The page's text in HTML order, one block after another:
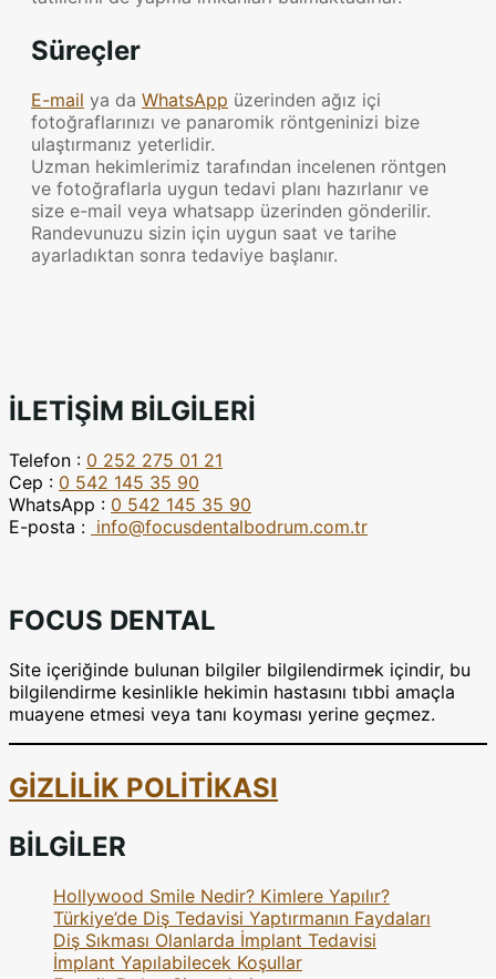
Süreçler
E-mail ya da WhatsApp üzerinden ağız içi
fotoğraflarınızı ve panaromik röntgeninizi bize
ulaştırmanız yeterlidir.
Uzman hekimlerimiz tarafından incelenen röntgen
ve fotoğraflarla uygun tedavi planı hazırlanır ve
size e-mail veya whatsapp üzerinden gönderilir.
Randevunuzu sizin için uygun saat ve tarihe
ayarladıktan sonra tedaviye başlanır.
İLETİŞİM BİLGİLERİ
Telefon : 0 252 275 01 21
Cep : 0 542 145 35 90
WhatsApp : 0 542 145 35 90
E-posta : info@focusdentalbodrum.com.tr
FOCUS DENTAL
Site içeriğinde bulunan bilgiler bilgilendirmek içindir, bu
bilgilendirme kesinlikle hekimin hastasını tıbbi amaçla
muayene etmesi veya tanı koyması yerine geçmez.
GİZLİLİK POLİTİKASI
BİLGİLER
Hollywood Smile Nedir? Kimlere Yapılır?
Türkiye’de Diş Tedavisi Yaptırmanın Faydaları
Diş Sıkması Olanlarda İmplant Tedavisi
İmplant Yapılabilecek Koşullar